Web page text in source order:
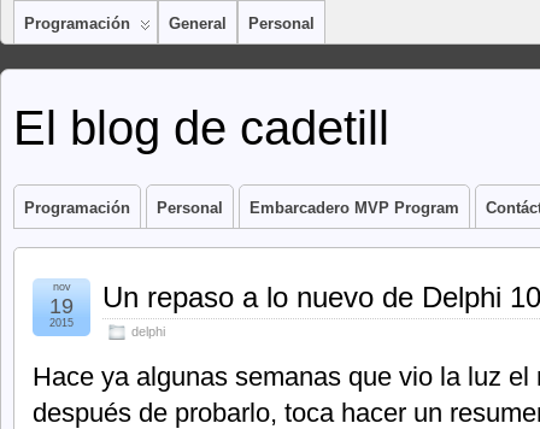
Programación General Personal
El blog de cadetill
Programación Personal Embarcadero MVP Program
Un repaso a lo nuevo de Delphi
delphi
nov
19
2015
Hace ya algunas semanas que vio la luz
después de probarlo, toca hacer un